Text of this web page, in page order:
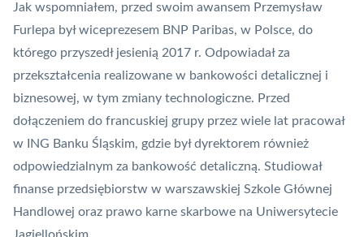
Jak wspomniałem, przed swoim awansem Przemysław
Furlepa był wiceprezesem BNP Paribas, w Polsce, do
którego przyszedł jesienią 2017 r. Odpowiadał za
przekształcenia realizowane w bankowości detalicznej i
biznesowej, w tym zmiany technologiczne. Przed
dołączeniem do francuskiej grupy przez wiele lat pracował
w ING Banku Śląskim, gdzie był dyrektorem również
odpowiedzialnym za bankowość detaliczną. Studiował
finanse przedsiębiorstw w warszawskiej Szkole Głównej
Handlowej oraz prawo karne skarbowe na Uniwersytecie